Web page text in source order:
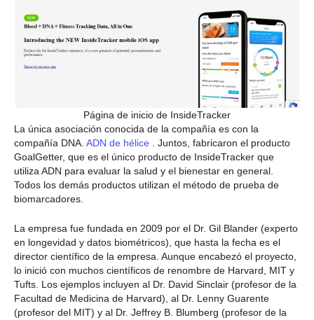
Página de inicio de InsideTracker
La única asociación conocida de la compañía es con la
compañía DNA. ADN de hélice . Juntos, fabricaron el producto
GoalGetter, que es el único producto de InsideTracker que
utiliza ADN para evaluar la salud y el bienestar en general.
Todos los demás productos utilizan el método de prueba de
biomarcadores.
La empresa fue fundada en 2009 por el Dr. Gil Blander (experto
en longevidad y datos biométricos), que hasta la fecha es el
director científico de la empresa. Aunque encabezó el proyecto,
lo inició con muchos científicos de renombre de Harvard, MIT y
Tufts. Los ejemplos incluyen al Dr. David Sinclair (profesor de la
Facultad de Medicina de Harvard), al Dr. Lenny Guarente
(profesor del MIT) y al Dr. Jeffrey B. Blumberg (profesor de la